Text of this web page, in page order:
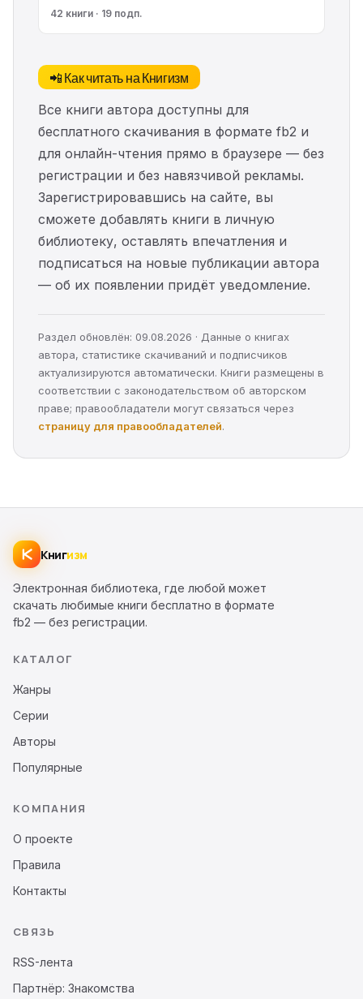
42 книги · 19 подп.
📲 Как читать на Книгизм
Все книги автора доступны для
бесплатного скачивания в формате fb2 и
для онлайн-чтения прямо в браузере — без
регистрации и без навязчивой рекламы.
Зарегистрировавшись на сайте, вы
сможете добавлять книги в личную
библиотеку, оставлять впечатления и
подписаться на новые публикации автора
— об их появлении придёт уведомление.
Раздел обновлён: 09.08.2026 · Данные о книгах
автора, статистике скачиваний и подписчиков
актуализируются автоматически. Книги размещены в
соответствии с законодательством об авторском
праве; правообладатели могут связаться через
страницу для правообладателей.
Книгизм
Электронная библиотека, где любой может
скачать любимые книги бесплатно в формате
fb2 — без регистрации.
КАТАЛОГ
Жанры
Серии
Авторы
Популярные
КОМПАНИЯ
О проекте
Правила
Контакты
СВЯЗЬ
RSS-лента
Партнёр: Знакомства